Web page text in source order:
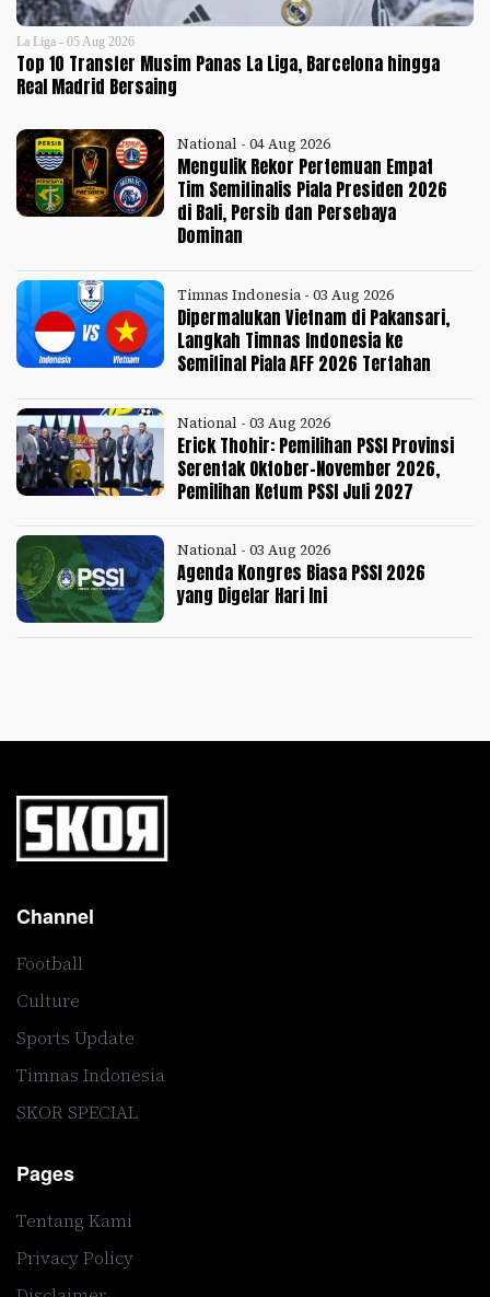
La Liga - 05 Aug 2026
Top 10 Transfer Musim Panas La Liga, Barcelona hingga
Real Madrid Bersaing
National - 04 Aug 2026
Mengulik Rekor Pertemuan Empat
Tim Semifinalis Piala Presiden 2026
di Bali, Persib dan Persebaya
Dominan
Timnas Indonesia - 03 Aug 2026
Dipermalukan Vietnam di Pakansari,
Langkah Timnas Indonesia ke
Semifinal Piala AFF 2026 Tertahan
National - 03 Aug 2026
Erick Thohir: Pemilihan PSSI Provinsi
Serentak Oktober-November 2026,
Pemilihan Ketum PSSI Juli 2027
National - 03 Aug 2026
Agenda Kongres Biasa PSSI 2026
yang Digelar Hari Ini
Channel
Football
Culture
Sports Update
Timnas Indonesia
SKOR SPECIAL
Pages
Tentang Kami
Privacy Policy